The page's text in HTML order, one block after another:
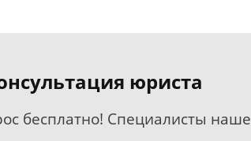
юриста
бесплатно! Специалисты